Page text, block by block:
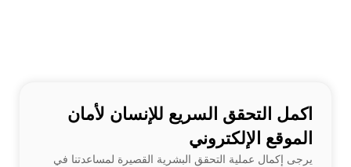
اكمل التحقق السريع للإنسان لأمان
الموقع الإلكتروني
يرجى إكمال عملية التحقق البشرية القصيرة لمساعدتنا في